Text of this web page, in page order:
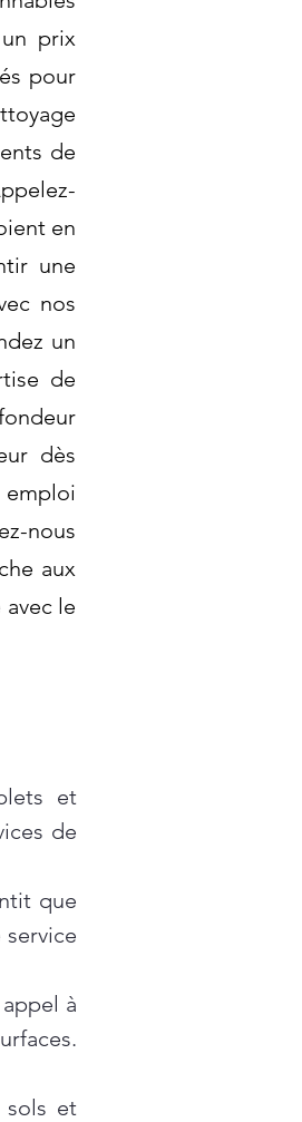
prix
pour
de
en
une
nos
un
de
dès
emploi
nous
aux
le
et
de
que
à
sols et